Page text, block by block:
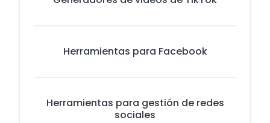
Herramientas para Facebook
Herramientas para gestión de redes
sociales